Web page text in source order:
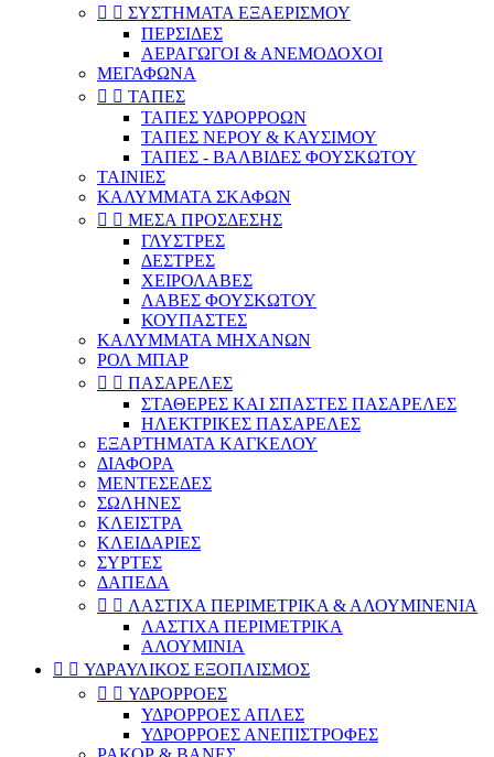
  ΣΥΣΤΗΜΑΤΑ ΕΞΑΕΡΙΣΜΟΥ
ΠΕΡΣΙΔΕΣ
ΑΕΡΑΓΩΓΟΙ & ΑΝΕΜΟΔΟΧΟΙ
ΜΕΓΑΦΩΝΑ
  ΤΑΠΕΣ
ΤΑΠΕΣ ΥΔΡΟΡΡΟΩΝ
ΤΑΠΕΣ ΝΕΡΟΥ & ΚΑΥΣΙΜΟΥ
ΤΑΠΕΣ - ΒΑΛΒΙΔΕΣ ΦΟΥΣΚΩΤΟΥ
ΤΑΙΝΙΕΣ
ΚΑΛΥΜΜΑΤΑ ΣΚΑΦΩΝ
  ΜΕΣΑ ΠΡΟΣΔΕΣΗΣ
ΓΛΥΣΤΡΕΣ
ΔΕΣΤΡΕΣ
ΧΕΙΡΟΛΑΒΕΣ
ΛΑΒΕΣ ΦΟΥΣΚΩΤΟΥ
ΚΟΥΠΑΣΤΕΣ
ΚΑΛΥΜΜΑΤΑ ΜΗΧΑΝΩΝ
ΡΟΛ ΜΠΑΡ
  ΠΑΣΑΡΕΛΕΣ
ΣΤΑΘΕΡΕΣ ΚΑΙ ΣΠΑΣΤΕΣ ΠΑΣΑΡΕΛΕΣ
ΗΛΕΚΤΡΙΚΕΣ ΠΑΣΑΡΕΛΕΣ
ΕΞΑΡΤΗΜΑΤΑ ΚΑΓΚΕΛΟΥ
ΔΙΑΦΟΡΑ
ΜΕΝΤΕΣΕΔΕΣ
ΣΩΛΗΝΕΣ
ΚΛΕΙΣΤΡΑ
ΚΛΕΙΔΑΡΙΕΣ
ΣΥΡΤΕΣ
ΔΑΠΕΔΑ
  ΛΑΣΤΙΧΑ ΠΕΡΙΜΕΤΡΙΚΑ & ΑΛΟΥΜΙΝΕΝΙΑ
ΛΑΣΤΙΧΑ ΠΕΡΙΜΕΤΡΙΚΑ
ΑΛΟΥΜΙΝΙΑ
  ΥΔΡΑΥΛΙΚΟΣ ΕΞΟΠΛΙΣΜΟΣ
  ΥΔΡΟΡΡΟΕΣ
ΥΔΡΟΡΡΟΕΣ ΑΠΛΕΣ
ΥΔΡΟΡΡΟΕΣ ΑΝΕΠΙΣΤΡΟΦΕΣ